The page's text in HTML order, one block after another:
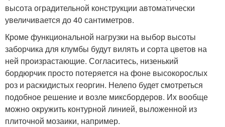
высота оградительной конструкции автоматически
увеличивается до 40 сантиметров.
Кроме функциональной нагрузки на выбор высоты
заборчика для клумбы будут вилять и сорта цветов на
ней произрастающие. Согласитесь, низенький
бордюрчик просто потеряется на фоне высокорослых
роз и раскидистых георгин. Нелепо будет смотреться
подобное решение и возле миксбордеров. Их вообще
можно окружить контурной линией, выложенной из
плиточной мозаики, например.